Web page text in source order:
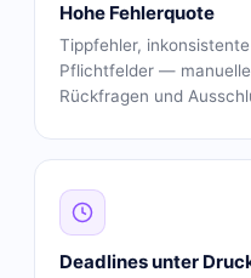
Hohe Fehlerquote
Tippfehler,
Pflichtfelder —
Rückfragen und
Deadlines unter